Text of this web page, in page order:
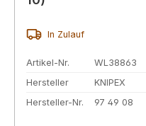
In Zulauf
Artikel-Nr.
WL38863
Hersteller
KNIPEX
Hersteller-Nr.
97 49 08